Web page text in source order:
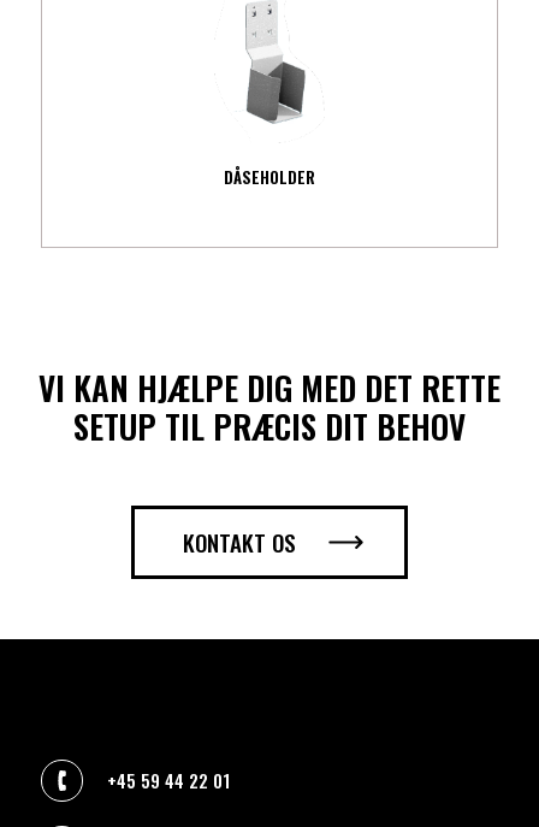
DÅSEHOLDER
VI KAN HJÆLPE DIG MED DET RETTE
SETUP TIL PRÆCIS DIT BEHOV
KONTAKT OS
+45 59 44 22 01